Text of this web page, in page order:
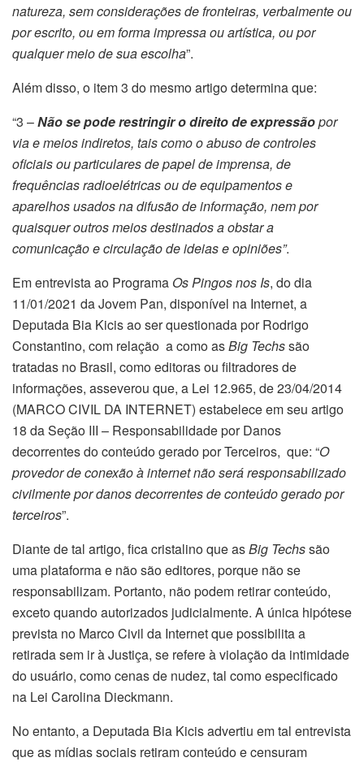
natureza, sem considerações de fronteiras, verbalmente ou
por escrito, ou em forma impressa ou artística, ou por
qualquer meio de sua escolha”.
Além disso, o item 3 do mesmo artigo determina que:
“3 –Não se pode restringir o direito de expressãopor
via e meios indiretos, tais como o abuso de controles
oficiais ou particulares de papel de imprensa, de
frequências radioelétricas ou de equipamentos e
aparelhos usados na difusão de informação, nem por
quaisquer outros meios destinados a obstar a
comunicação e circulação de ideias e opiniões”.
Em entrevista ao Programa Os Pingos nos Is, do dia
11/01/2021 da Jovem Pan, disponível na Internet, a
Deputada Bia Kicis ao ser questionada por Rodrigo
Constantino, com relação a como asBig Techssão
tratadas no Brasil, como editoras ou filtradores de
informações, asseverou que, a Lei 12.965, de 23/04/2014
(MARCO CIVIL DA INTERNET) estabelece em seu artigo
18 da Seção III – Responsabilidade por Danos
decorrentes do conteúdo gerado por Terceiros, que: “O
provedor de conexão à internet não será responsabilizado
civilmente por danos decorrentes de conteúdo gerado por
terceiros”.
Diante de tal artigo, fica cristalino que asBig Techssão
uma plataforma e não são editores, porque não se
responsabilizam. Portanto, não podem retirar conteúdo,
exceto quando autorizados judicialmente. A única hipótese
prevista no Marco Civil da Internet que possibilita a
retirada sem ir à Justiça, se refere à violação da intimidade
do usuário, como cenas de nudez, tal como especificado
na Lei Carolina Dieckmann.
No entanto, a Deputada Bia Kicis advertiu em tal entrevista
que as mídias sociais retiram conteúdo e censuram